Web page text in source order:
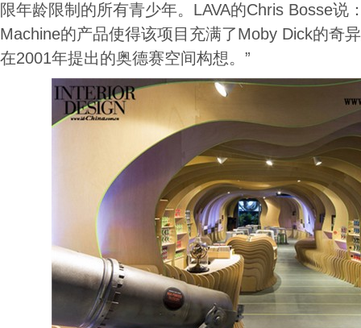
限年龄限制的所有青少年。LAVA的Chris Bosse说
Machine的产品使得该项目充满了Moby Dick的奇
在2001年提出的奥德赛空间构想。”